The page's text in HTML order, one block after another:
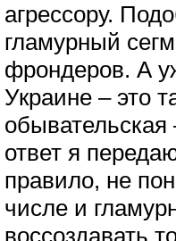
агрессору.
гламурный
фрондеров. А
Украине – это
ответ я
правило, не
числе и
воссоздавать